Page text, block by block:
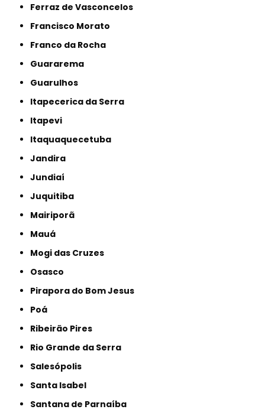
Ferraz de Vasconcelos
Francisco Morato
Franco da Rocha
Guararema
Guarulhos
Itapecerica da Serra
Itapevi
Itaquaquecetuba
Jandira
Jundiaí
Juquitiba
Mairiporã
Mauá
Mogi das Cruzes
Osasco
Pirapora do Bom Jesus
Poá
Ribeirão Pires
Rio Grande da Serra
Salesópolis
Santa Isabel
Santana de Parnaíba